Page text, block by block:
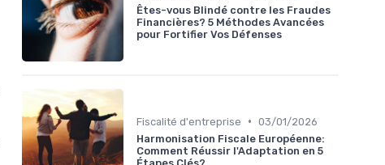
Êtes-vous Blindé contre les Fraudes
Financières? 5 Méthodes Avancées
pour Fortifier Vos Défenses
Fiscalité d'entreprise • 03/01/2026
Harmonisation Fiscale Européenne:
Comment Réussir l'Adaptation en 5